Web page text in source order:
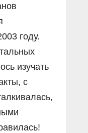
году.
изучать
с